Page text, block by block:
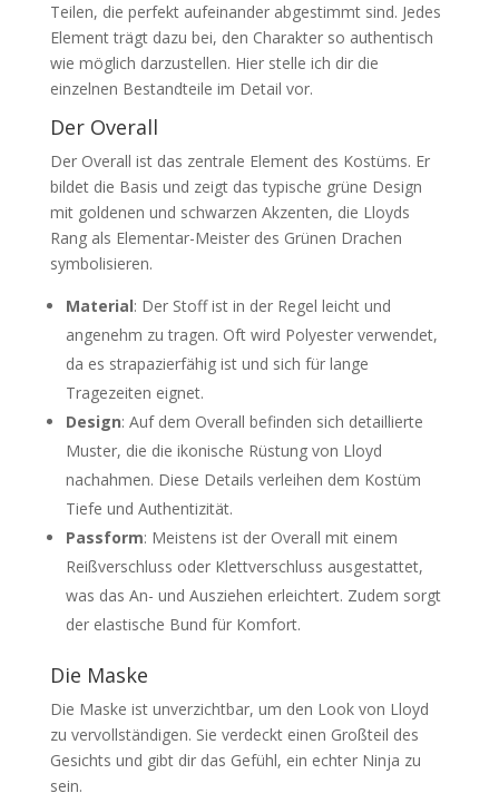
Teilen, die perfekt aufeinander abgestimmt sind. Jedes
Element trägt dazu bei, den Charakter so authentisch
wie möglich darzustellen. Hier stelle ich dir die
einzelnen Bestandteile im Detail vor.
Der Overall
Der Overall ist das zentrale Element des Kostüms. Er
bildet die Basis und zeigt das typische grüne Design
mit goldenen und schwarzen Akzenten, die Lloyds
Rang als Elementar-Meister des Grünen Drachen
symbolisieren.
Material: Der Stoff ist in der Regel leicht und
angenehm zu tragen. Oft wird Polyester verwendet,
da es strapazierfähig ist und sich für lange
Tragezeiten eignet.
Design: Auf dem Overall befinden sich detaillierte
Muster, die die ikonische Rüstung von Lloyd
nachahmen. Diese Details verleihen dem Kostüm
Tiefe und Authentizität.
Passform: Meistens ist der Overall mit einem
Reißverschluss oder Klettverschluss ausgestattet,
was das An- und Ausziehen erleichtert. Zudem sorgt
der elastische Bund für Komfort.
Die Maske
Die Maske ist unverzichtbar, um den Look von Lloyd
zu vervollständigen. Sie verdeckt einen Großteil des
Gesichts und gibt dir das Gefühl, ein echter Ninja zu
sein.